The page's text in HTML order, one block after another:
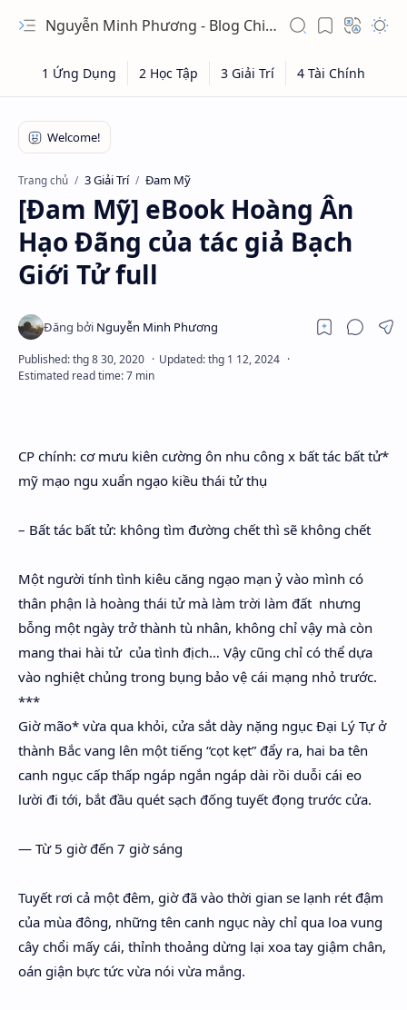
Nguyễn Minh Phương - Blog Chia sẻ Kiến thức Chứng khoán & Tài liệu Toán học
Hidden Menu
Trang chủ 3 Giải Trí Đam Mỹ
[Đam Mỹ] eBook Hoàng Ân
Hạo Đãng của tác giả Bạch
Giới Tử full
CP chính: cơ mưu kiên cường ôn nhu công x bất tác bất tử*
mỹ mạo ngu xuẩn ngạo kiều thái tử thụ
– Bất tác bất tử: không tìm đường chết thì sẽ không chết
Một người tính tình kiêu căng ngạo mạn ỷ vào mình có
thân phận là hoàng thái tử mà làm trời làm đất nhưng
bỗng một ngày trở thành tù nhân, không chỉ vậy mà còn
mang thai hài tử của tình địch… Vậy cũng chỉ có thể dựa
vào nghiệt chủng trong bụng bảo vệ cái mạng nhỏ trước.
***
Giờ mão* vừa qua khỏi, cửa sắt dày nặng ngục Đại Lý Tự ở
thành Bắc vang lên một tiếng “cọt kẹt” đẩy ra, hai ba tên
canh ngục cấp thấp ngáp ngắn ngáp dài rồi duỗi cái eo
lười đi tới, bắt đầu quét sạch đống tuyết đọng trước cửa.
— Từ 5 giờ đến 7 giờ sáng
Tuyết rơi cả một đêm, giờ đã vào thời gian se lạnh rét đậm
của mùa đông, những tên canh ngục này chỉ qua loa vung
cây chổi mấy cái, thỉnh thoảng dừng lại xoa tay giậm chân,
oán giận bực tức vừa nói vừa mắng.